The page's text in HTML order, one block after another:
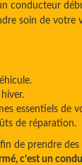
conducteur
soin de votre
essentiels de
de réparation.
de prendre des
c’est un